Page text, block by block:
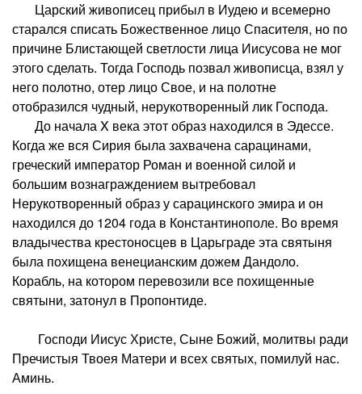
Царский живописец прибыл в Иудею и всемерно
старался списать Божественное лицо Спасителя, но по
причине Блистающей светлости лица Иисусова не мог
этого сделать. Тогда Господь позвал живописца, взял у
него полотно, отер лицо Свое, и на полотне
отобразился чудный, нерукотворенный лик Господа.
До начала X века этот образ находился в Эдессе.
Когда же вся Сирия была захвачена сарацинами,
греческий император Роман и военной силой и
большим вознаграждением вытребовал
Нерукотворенный образ у сарацинского эмира и он
находился до 1204 года в Константинополе. Во время
владычества крестоносцев в Царьграде эта святыня
была похищена венецианским дожем Дандоло.
Корабль, на котором перевозили все похищенные
святыни, затонул в Пропонтиде.
Господи Иисус Христе, Сыне Божий, молитвы ради
Пречистыя Твоея Матери и всех святых, помилуй нас.
Аминь.